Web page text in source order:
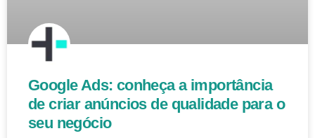
Google Ads: conheça a importância
de criar anúncios de qualidade para o
seu negócio